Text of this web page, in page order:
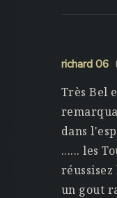
richard 06
Très Bel
dans
...... les
un gout